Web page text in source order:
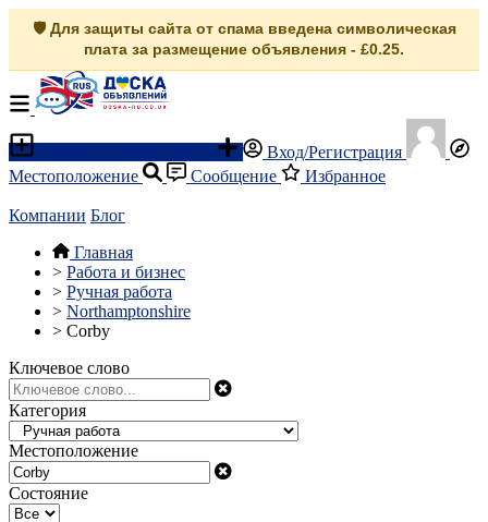
🛡️ Для защиты сайта от спама введена символическая
плата за размещение объявления - £0.25.
Вход/Регистрация
Местоположение
Сообщение Избранное
Компании Блог
Главная
> Работа и бизнес
> Ручная работа
> Northamptonshire
> Corby
Ключевое слово
Категория
Местоположение
Состояние